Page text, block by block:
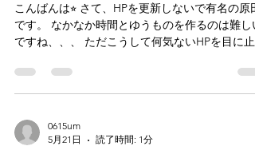
こんばんは⭐︎ さて、HPを更新しないで有名の原田
です。 なかなか時間とゆうものを作るのは難しい
ですね、、、 ただこうして何気ないHPを目に止
なっていることも事実です。 なんともレスポンス
が遅くて申し訳ありません、、、 なんとか一人で
ていただければと思います。 また更新途絶えたら
一喝してください😭
0615um
5月21日
読了時間: 1分